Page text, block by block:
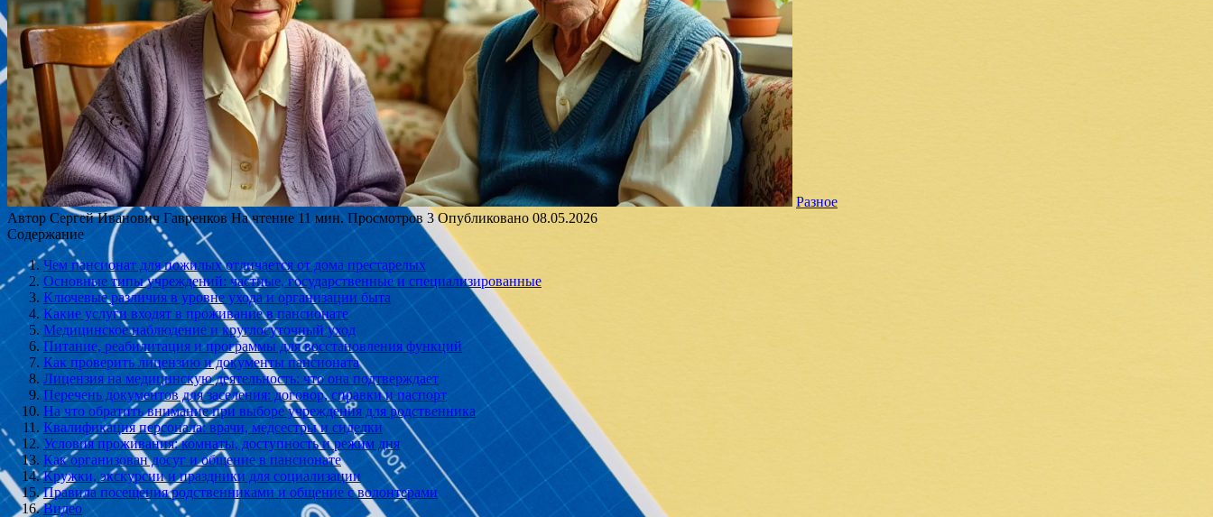
Разное
Автор Сергей Иванович Гавренков На чтение 11 мин. Просмотров 3 Опубликовано 08.05.2026
Содержание
Чем пансионат для пожилых отличается от дома престарелых
Основные типы учреждений: частные, государственные и специализированные
Ключевые различия в уровне ухода и организации быта
Какие услуги входят в проживание в пансионате
Медицинское наблюдение и круглосуточный уход
Питание, реабилитация и программы для восстановления функций
Как проверить лицензию и документы пансионата
Лицензия на медицинскую деятельность: что она подтверждает
Перечень документов для заселения: договор, справки и паспорт
На что обратить внимание при выборе учреждения для родственника
Квалификация персонала: врачи, медсестры и сиделки
Условия проживания: комнаты, доступность и режим дня
Как организован досуг и общение в пансионате
Кружки, экскурсии и праздники для социализации
Правила посещения родственниками и общение с волонтерами
Видео